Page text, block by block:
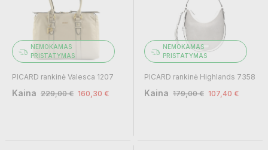
NEMOKAMAS
PRISTATYMAS
PICARD rankinė Valesca 1207
Kaina 229,00 € 160,30 €
NEMOKAMAS
PRISTATYMAS
PICARD rankinė Highlands 7358
Kaina 179,00 € 107,40 €